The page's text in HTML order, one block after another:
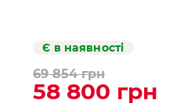
Є в наявності
69 854 грн
58 800 грн